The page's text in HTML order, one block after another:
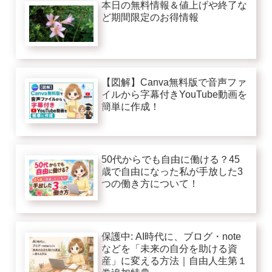
本日の無料情報＆値上げや終了な
ど期間限定のお得情報
【図解】Canva無料版で音声ファ
イルから字幕付きYouTube動画を
簡単に作成！
50代からでも自由に働ける？45
歳で自由になった私が手放した3
つの働き方について！
保護中: AI時代に、ブログ・note
などを「未来の自分を助ける資
産」に変える方法｜自由人生第１